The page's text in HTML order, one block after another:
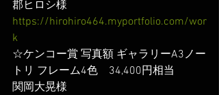
郡ヒロシ様
https://hirohiro464.myportfolio.com/wor
k
☆ケンコー賞 写真額 ギャラリーA3ノー
トリ フレーム4色　34,400円相当
関岡大晃様